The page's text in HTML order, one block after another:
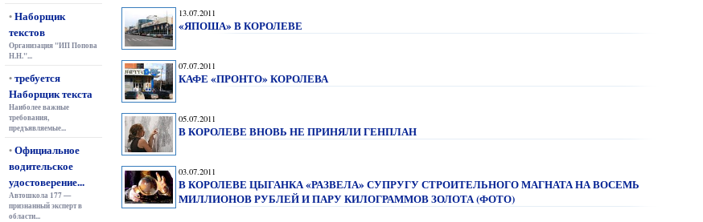
•Наборщик
текстов
Организация "ИП Попова
Н.Н."...
•требуется
Наборщик текста
Наиболее важные
требования,
предъявляемые...
•Официальное
водительское
удостоверение...
Автошкола 177 —
признанный эксперт в
области...
13.07.2011
«ЯПОША» В КОРОЛЕВЕ
07.07.2011
КАФЕ «ПРОНТО» КОРОЛЕВА
05.07.2011
В КОРОЛЕВЕ ВНОВЬ НЕ ПРИНЯЛИ ГЕНПЛАН
03.07.2011
В КОРОЛЕВЕ ЦЫГАНКА «РАЗВЕЛА» СУПРУГУ СТРОИТЕЛЬНОГО МАГНАТА НА ВОСЕМЬ
МИЛЛИОНОВ РУБЛЕЙ И ПАРУ КИЛОГРАММОВ ЗОЛОТА (ФОТО)